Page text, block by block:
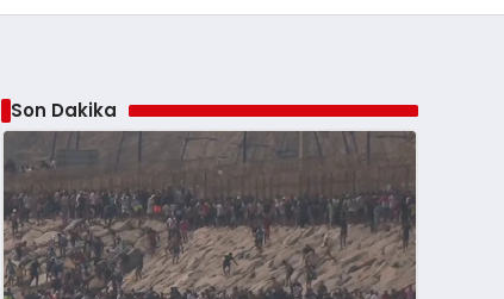
Son Dakika